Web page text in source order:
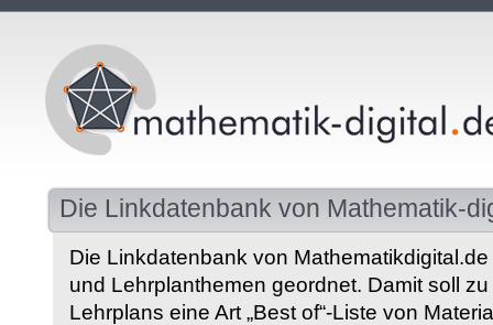
Die Linkdatenbank von Mathematik-
Die Linkdatenbank von
und Lehrplanthemen geordnet. Damit soll
Lehrplans eine Art „Best of“-Liste von